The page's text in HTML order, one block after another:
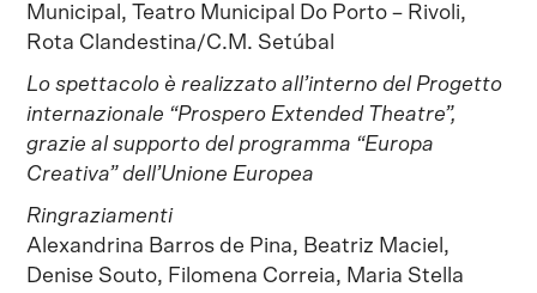
Municipal, Teatro Municipal Do Porto – Rivoli,
Rota Clandestina/C.M. Setúbal
Lo spettacolo è realizzato all’interno del Progetto
internazionale “Prospero Extended Theatre”,
grazie al supporto del programma “Europa
Creativa” dell’Unione Europea
Ringraziamenti
Alexandrina Barros de Pina, Beatriz Maciel,
Denise Souto, Filomena Correia, Maria Stella